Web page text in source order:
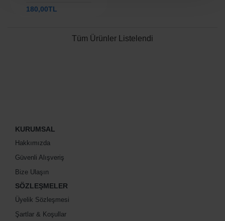
180,00TL
Tüm Ürünler Listelendi
KURUMSAL
Hakkımızda
Güvenli Alışveriş
Bize Ulaşın
SÖZLEŞMELER
Üyelik Sözleşmesi
Şartlar & Koşullar